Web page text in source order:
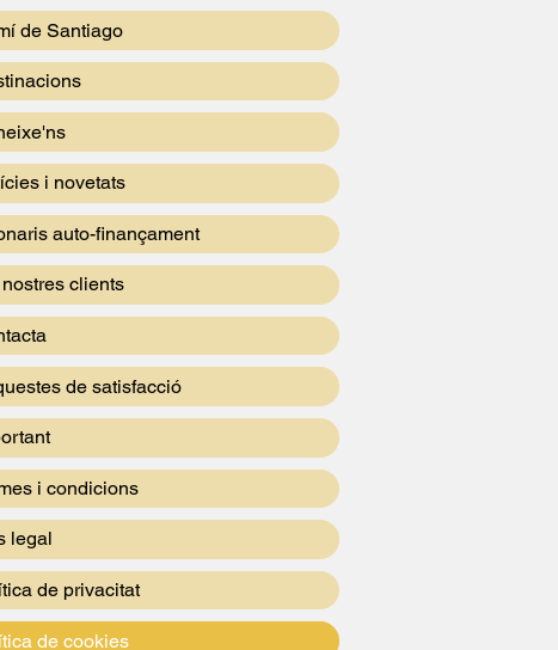
de Santiago
i novetats
auto-finançament
clients
de satisfacció
i condicions
legal
de privacitat
de cookies